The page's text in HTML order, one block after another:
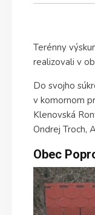
Terénny
realizovali v
Do svojho
v komornom
Klenovská
Ondrej Troch,
Obec